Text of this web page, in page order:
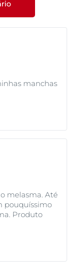
de
solar. Para
fator de
Proteção
manchas
melasma. Até
pouquíssimo
Produto